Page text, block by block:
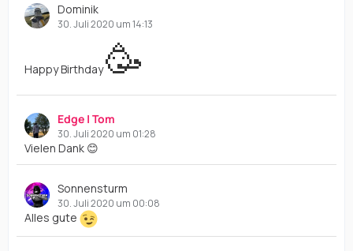
Dominik
30. Juli 2020 um 14:13
Happy Birthday🥳
Edge | Tom
30. Juli 2020 um 01:28
Vielen Dank 😊
Sonnensturm
30. Juli 2020 um 00:08
Alles gute